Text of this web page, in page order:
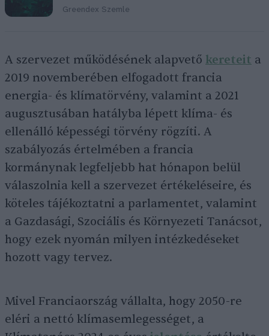
Greendex Szemle
A szervezet működésének alapvető kereteit a
2019 novemberében elfogadott francia
energia- és klímatörvény, valamint a 2021
augusztusában hatályba lépett klíma- és
ellenálló képességi törvény rögzíti. A
szabályozás értelmében a francia
kormánynak legfeljebb hat hónapon belül
válaszolnia kell a szervezet értékeléseire, és
köteles tájékoztatni a parlamentet, valamint
a Gazdasági, Szociális és Környezeti Tanácsot,
hogy ezek nyomán milyen intézkedéseket
hozott vagy tervez.
Mivel Franciaország vállalta, hogy 2050-re
eléri a nettó klímasemlegességet, a